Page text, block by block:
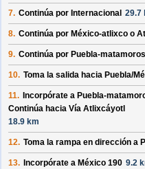
7. Continúa por Internacional 29.7
8. Continúa por México-atlixco o
9. Continúa por Puebla-
10. Toma la salida hacia Puebla/
11. Incorpórate a Puebla-
Continúa hacia Vía Atlixcáyotl
18.9 km
12. Toma la rampa en dirección a
13. Incorpórate a México 190 9.2